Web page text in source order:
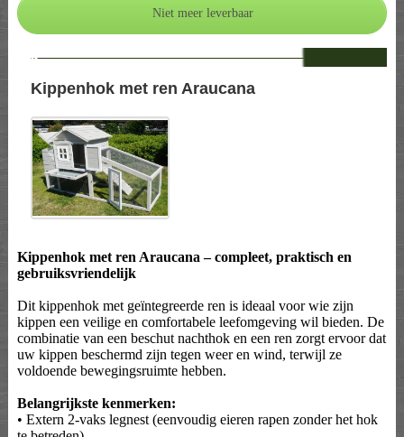
--
Kippenhok met ren Araucana
Kippenhok met ren Araucana – compleet, praktisch en
gebruiksvriendelijk
Dit kippenhok met geïntegreerde ren is ideaal voor wie zijn
kippen een veilige en comfortabele leefomgeving wil bieden. De
combinatie van een beschut nachthok en een ren zorgt ervoor dat
uw kippen beschermd zijn tegen weer en wind, terwijl ze
voldoende bewegingsruimte hebben.
Belangrijkste kenmerken:
• Extern 2-vaks legnest (eenvoudig eieren rapen zonder het hok